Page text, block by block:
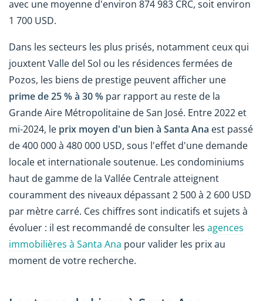
avec une moyenne d'environ 874 983 CRC, soit environ
1 700 USD.
Dans les secteurs les plus prisés, notamment ceux qui
jouxtent Valle del Sol ou les résidences fermées de
Pozos, les biens de prestige peuvent afficher une
prime de 25 % à 30 % par rapport au reste de la
Grande Aire Métropolitaine de San José. Entre 2022 et
mi-2024, le prix moyen d'un bien à Santa Ana est passé
de 400 000 à 480 000 USD, sous l'effet d'une demande
locale et internationale soutenue. Les condominiums
haut de gamme de la Vallée Centrale atteignent
couramment des niveaux dépassant 2 500 à 2 600 USD
par mètre carré. Ces chiffres sont indicatifs et sujets à
évoluer : il est recommandé de consulter les agences
immobilières à Santa Ana pour valider les prix au
moment de votre recherche.